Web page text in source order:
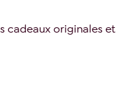
cadeaux originales et